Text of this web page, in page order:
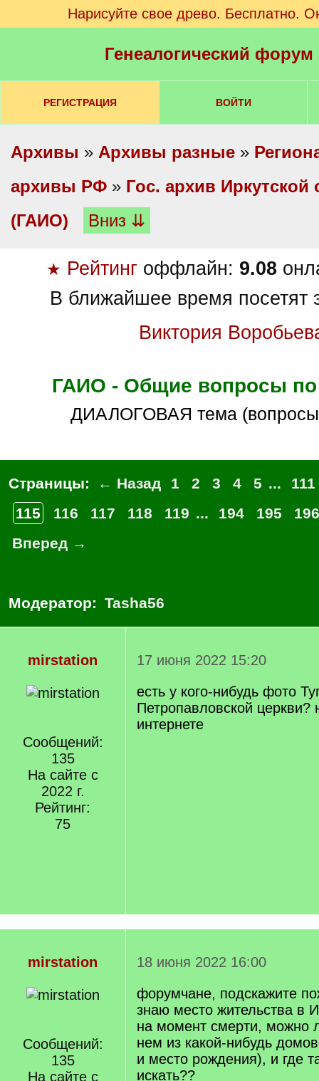
Нарисуйте свое древо. Бесплатно.
Генеалогический
РЕГИСТРАЦИЯ ВОЙТИ
Архивы » Архивы разные »
архивы РФ » Гос. архив Иркутской
(ГАИО)
Вниз ⇊
★ Рейтинг оффлайн: 9.08
В ближайшее время посетят
Виктория
ГАИО - Общие вопросы по
ДИАЛОГОВАЯ тема
Страницы: ← Назад 1 2 3 4 5 ...
111
115
116 117 118 119 ... 194 195
196
Вперед →
Модератор: Tasha56
mirstation
Сообщений:
135
На сайте с
2022 г.
Рейтинг:
75
17 июня 2022 15:20
есть у кого-нибудь фото
Петропавловской
интернете
mirstation
Сообщений:
135
На сайте с
18 июня 2022 16:00
форумчане, подскажите
знаю место жительства в
на момент смерти, можно
нем из какой-нибудь
и место рождения), и где
искать??